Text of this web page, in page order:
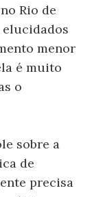
Rio de
elucidados
menor
é muito
o
sobre a
de
precisa